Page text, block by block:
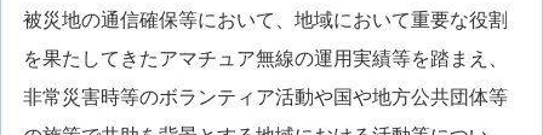
被災地の通信確保等において、地域において重要な役割
を果たしてきたアマチュア無線の運用実績等を踏まえ、
非常災害時等のボランティア活動や国や地方公共団体等